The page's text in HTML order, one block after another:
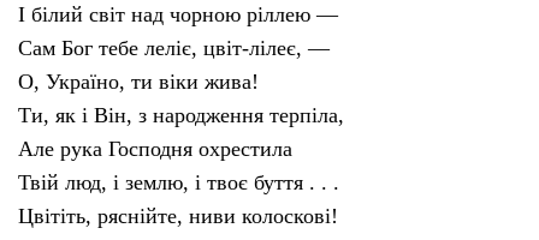
І білий світ над чорною ріллею —
Сам Бог тебе леліє, цвіт-лілеє, —
О, Україно, ти віки жива!
Ти, як і Він, з народження терпіла,
Але рука Господня охрестила
Твій люд, і землю, і твоє буття . . .
Цвітіть, ряснійте, ниви колоскові!